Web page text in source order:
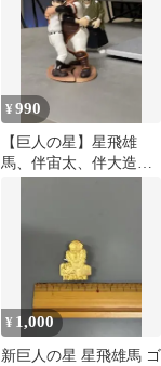
¥990
【巨人の星】星飛雄
馬、伴宙太、伴大造セ
¥ 1,000
新巨人の星 星飛雄馬 ゴ